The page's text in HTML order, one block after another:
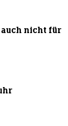
nicht für